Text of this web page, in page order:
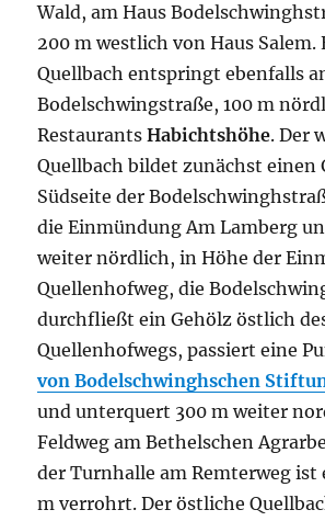
Wald, am Haus
200 m westlich von Haus Salem.
Quellbach entspringt ebenfalls
Bodelschwingstraße, 100 m
RestaurantsHabichtshöhe. Der
Quellbach bildet zunächst einen
Südseite der
die Einmündung Am Lamberg
weiter nördlich, in Höhe der
Quellenhofweg, die
durchfließt ein Gehölz östlich
Quellenhofwegs, passiert eine
von Bodelschwinghschen
und unterquert 300 m weiter
Feldweg am Bethelschen
der Turnhalle am Remterweg ist
m verrohrt. Der östliche